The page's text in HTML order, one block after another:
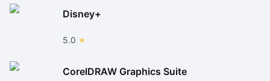
Disney+
5.0
CorelDRAW Graphics Suite